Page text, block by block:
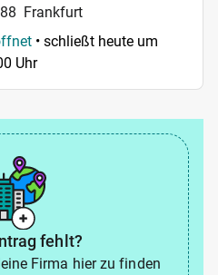
Frankfurt
• schließt heute um
Uhr
fehlt?
Firma hier zu finden